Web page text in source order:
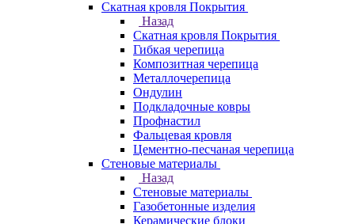
Скатная кровля Покрытия
Назад
Скатная кровля Покрытия
Гибкая черепица
Композитная черепица
Металлочерепица
Ондулин
Подкладочные ковры
Профнастил
Фальцевая кровля
Цементно-песчаная черепица
Стеновые материалы
Назад
Стеновые материалы
Газобетонные изделия
Керамические блоки